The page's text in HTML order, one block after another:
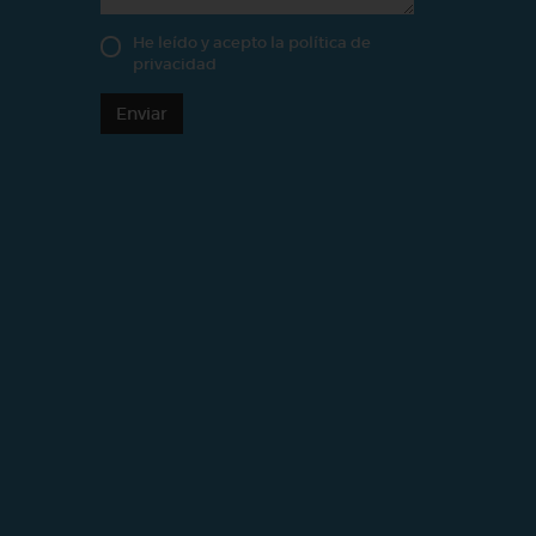
He leído y acepto la política de
privacidad
Enviar